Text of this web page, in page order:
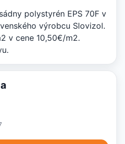
polystyrén EPS 70F v
výrobcu Slovizol.
v cene 10,50€/m2.